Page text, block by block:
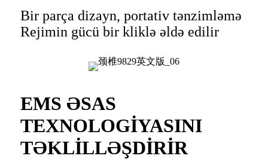
Bir parça dizayn, portativ tənzimləmə
Rejimin gücü bir kliklə əldə edilir
EMS ƏSAS
TEXNOLOGİYASINI
TƏKLİLLƏŞDİRİR